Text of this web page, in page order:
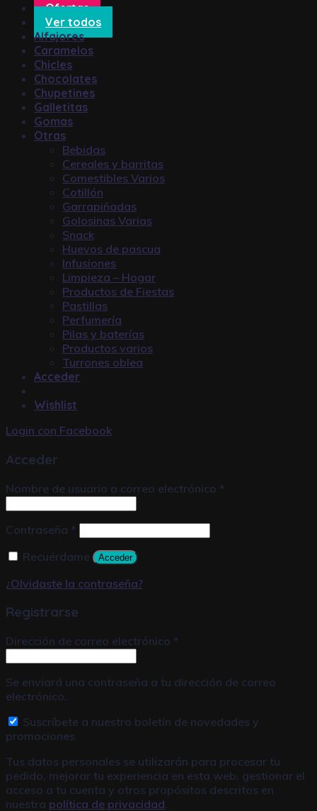
Ofertas
Ver todos
Alfajores
Caramelos
Chicles
Chocolates
Chupetines
Galletitas
Gomas
Otras
Bebidas
Cereales y barritas
Comestibles Varios
Cotillón
Garrapiñadas
Golosinas Varias
Snack
Huevos de pascua
Infusiones
Limpieza – Hogar
Productos de Fiestas
Pastillas
Perfumería
Pilas y baterías
Productos varios
Turrones oblea
Acceder
Wishlist
Login con Facebook
Acceder
Nombre de usuario o correo electrónico *
Contraseña *
Recuérdame
Acceder
¿Olvidaste la contraseña?
Registrarse
Dirección de correo electrónico *
Se enviará una contraseña a tu dirección de correo
electrónico.
Suscríbete a nuestro boletín de novedades y
promociones
Tus datos personales se utilizarán para procesar tu
pedido, mejorar tu experiencia en esta web, gestionar el
acceso a tu cuenta y otros propósitos descritos en
nuestra política de privacidad.